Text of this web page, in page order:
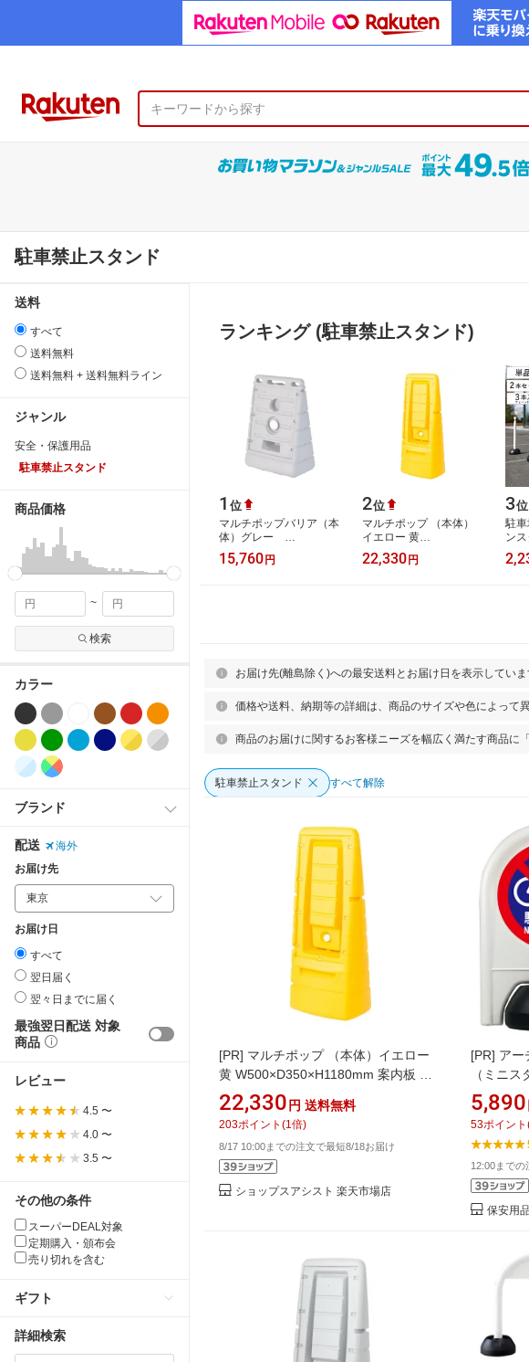
駐車禁止スタンド
送料
すべて
送料無料
送料無料 + 送料無料ライン
ジャンル
安全・保護用品
駐車禁止スタンド
商品価格
~
検索
カラー
ブランド
配送
海外
お届け先
お届け日
すべて
翌日届く
翌々日までに届く
最強翌日配送 対象
商品
レビュー
4.5 〜
4.0 〜
3.5 〜
その他の条件
スーパーDEAL対象
定期購入・頒布会
売り切れを含む
ギフト
詳細検索
ランキング (駐車禁止スタンド)
1 位
マルチポップバリア（本
体）グレー
W450×D280×H680mm
駐車場サイン ロードサ
15,760 円
2位
マルチポップ （本体）
イエロー 黄
W500×D350×H1180mm
案内板 ロードサイン 駐
22,330 円
3位
駐
ン
無断
ポー
お届け先(離島除く)への最安送料とお届け日を表示してい
価格や送料、納期等の詳細は、商品のサイズや色によって
商品のお届けに関するお客様ニーズを幅広く満たす商品に
駐車禁止スタンド すべて解除
[PR] マルチポップ （本体）イエロー
黄 W500×D350×H1180mm 案内板 ロ
ードサイン 駐車場サイン スタンド看
板 ガレージ 駐車場 パーキング 注水式
両面 片面 屋外 樹脂製 大型 面板別売
22,330 円 送料無料
203ポイント (1倍)
8/17 10:00までの注文で最短8/18お届け
ショップスアシスト 楽天市場店
[PR] アー
（ミニス
しゃれ 駐
ンス チェ
止め 駐車
5,890
53ポイント
12:00までの
保安用